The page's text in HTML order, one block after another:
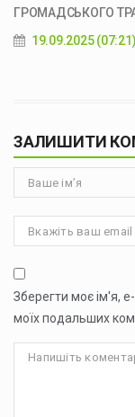
ГРОМАДСЬКОГО
19.09.2025 (07:21)
ЗАЛИШИТИ
Зберегти моє ім'я,
моїх подальших